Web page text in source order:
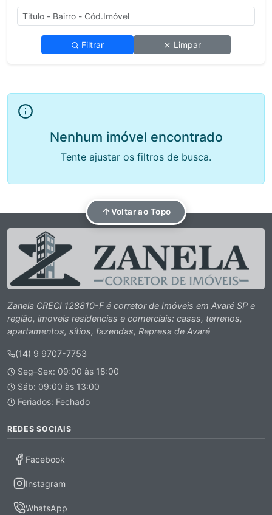
Filtrar Limpar
Nenhum imóvel encontrado
Tente ajustar os filtros de busca.
Voltar ao Topo
Zanela CRECI 128810-F é corretor de Imóveis em Avaré SP e
região, imoveis residencias e comerciais: casas, terrenos,
apartamentos, sítios, fazendas, Represa de Avaré
(14) 9 9707-7753
Seg–Sex: 09:00 às 18:00
Sáb: 09:00 às 13:00
Feriados: Fechado
REDES SOCIAIS
Facebook
Instagram
WhatsApp